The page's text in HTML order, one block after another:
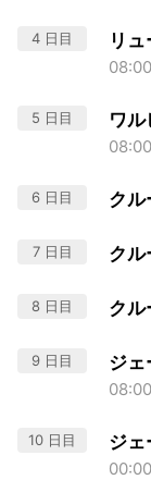
4 日目 リ
5 日目 ワ
6 日目 クル
7 日目 クル
8 日目 クル
9 日目 ジェ
10 日目 ジェ